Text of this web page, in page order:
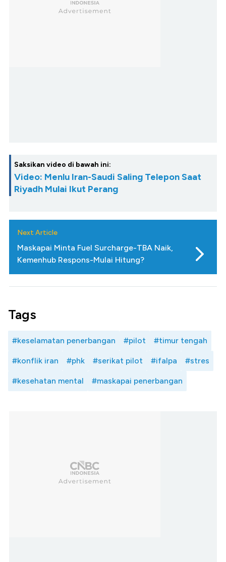
Saksikan video di bawah ini:
Video: Menlu Iran-Saudi Saling Telepon Saat
Riyadh Mulai Ikut Perang
Next Article
Maskapai Minta Fuel Surcharge-TBA Naik,
Kemenhub Respons-Mulai Hitung?
Tags
#keselamatan penerbangan #pilot #timur tengah
#konflik iran #phk #serikat pilot #ifalpa #stres
#kesehatan mental #maskapai penerbangan